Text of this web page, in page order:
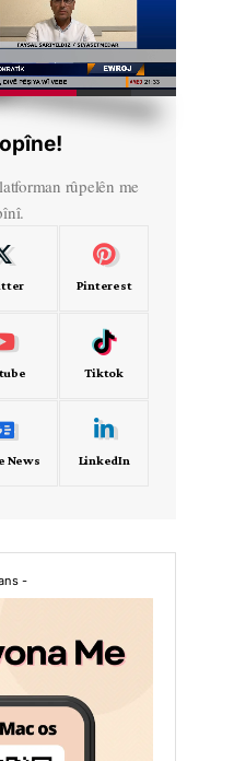
rûpelên me
Pinterest
Tiktok
News LinkedIn
-